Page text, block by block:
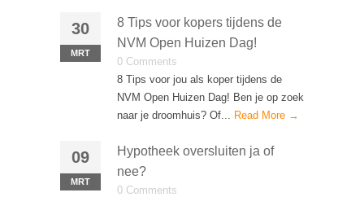
30
MRT
8 Tips voor kopers tijdens de
NVM Open Huizen Dag!
0 Comments
8 Tips voor jou als koper tijdens de
NVM Open Huizen Dag! Ben je op zoek
naar je droomhuis? Of... Read More →
09
MRT
Hypotheek oversluiten ja of
nee?
0 Comments